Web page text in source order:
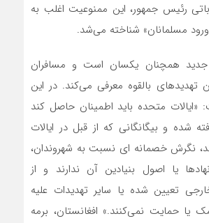
رئیس جمهور، این ممنوعیت اغلب به
مسلمانان» شناخته می‌شد.
جدید همچنان یکسان است و مسافران
تهدیدهای بالقوه معرفی می‌کند. در این
«ایالات متحده باید اطمینان حاصل کند
شده و بیگانگانی که از قبل در ایالات
نگرش خصمانه‌ ای نسبت به شهروندان،
یا اصول بنیادین آن ندارند و از
تعیین‌ شده یا سایر تهدیدات علیه
یا حمایت نمی‌کنند.» افغانستان، برمه